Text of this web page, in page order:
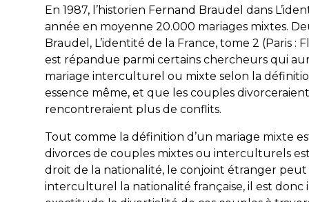
En 1987, l’historien Fernand Braudel dans
année en moyenne 20.000 mariages mixtes.
Braudel, L’identité de la France, tome 2 (Paris :
est répandue parmi certains chercheurs qui
mariage interculturel ou mixte selon la
essence même, et que les couples
rencontreraient plus de conflits.
Tout comme la définition d’un mariage mixte
divorces de couples mixtes ou interculturels
droit de la nationalité, le conjoint étranger
interculturel la nationalité française, il est donc